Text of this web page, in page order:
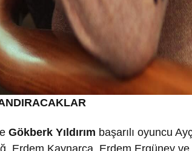
Gökberk Yıldırım başarılı oyuncu
Erdem Kaynarca, Erdem Ergüney ve